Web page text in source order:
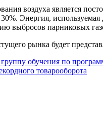
воздуха является
30%. Энергия,
выбросов парниковых
рынка будет
обучения по
товарооборота